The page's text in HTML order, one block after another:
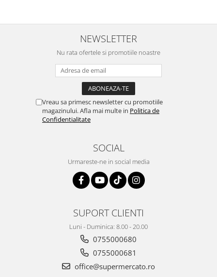
NEWSLETTER
Nu rata ofertele si promotiile noastre
Vreau sa primesc newsletter cu promotiile
magazinului. Afla mai multe in Politica de
Confidentialitate
SOCIAL
Urmareste-ne in social media
SUPORT CLIENTI
Luni - Duminica: 8.00 - 20.00
0755000680
0755000681
office@supermercato.ro